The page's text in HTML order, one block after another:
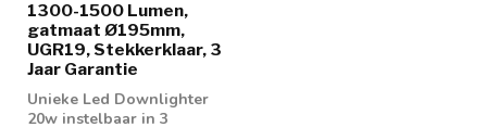
1300-1500 Lumen,
gatmaat Ø195mm,
UGR19, Stekkerklaar, 3
Jaar Garantie
Unieke Led Downlighter
20w instelbaar in 3